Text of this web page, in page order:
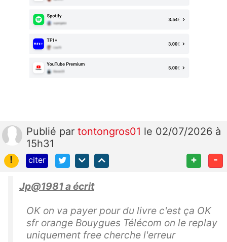
Publié par tontongros01 le 02/07/2026 à
15h31
!
citer + -
Jp@1981 a écrit
OK on va payer pour du livre c'est ça OK
sfr orange Bouygues Télécom on le replay
uniquement free cherche l'erreur